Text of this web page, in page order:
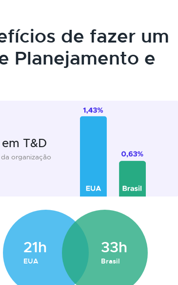
de fazer um
Planejamento e
T&D
organização
21h
EUA
33h
Brasil